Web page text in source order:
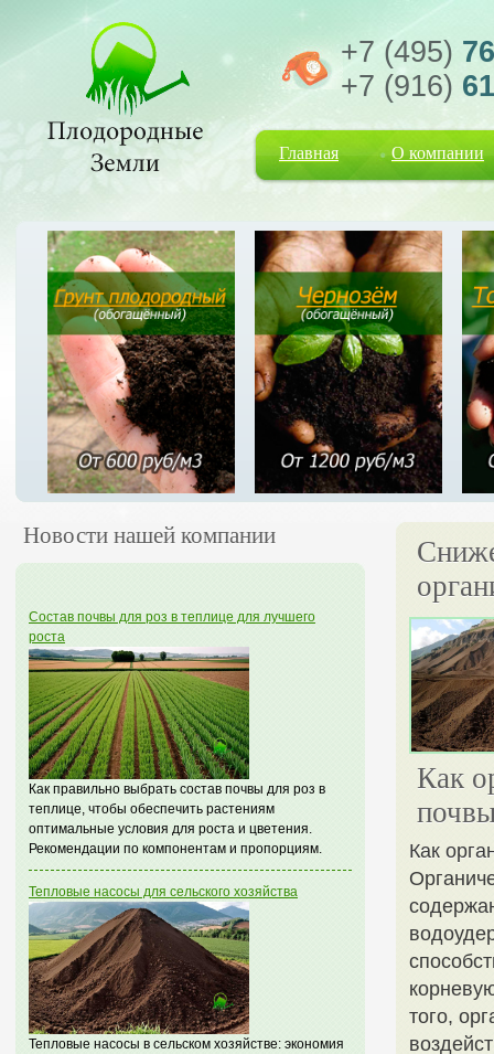
+7 (495)
+7 (916)
Главная О компании
Новости нашей компании
Состав почвы для роз в теплице для лучшего
роста
Как правильно выбрать состав почвы для роз в
теплице, чтобы обеспечить растениям
оптимальные условия для роста и цветения.
Рекомендации по компонентам и пропорциям.
Тепловые насосы для сельского хозяйства
Тепловые насосы в сельском хозяйстве: экономия
Как
Как
того,